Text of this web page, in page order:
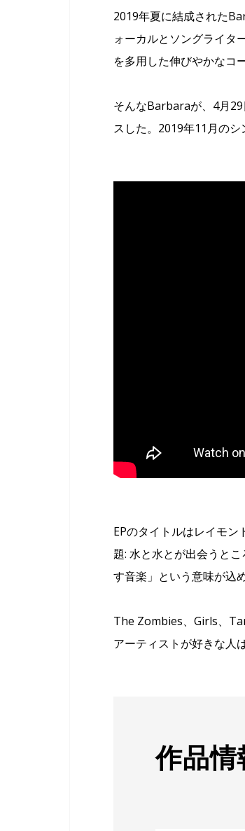
2019年夏に結成された
ォーカルとソングライタ
を多用した伸びやかなコ
そんなBarbaraが、4月
スした。2019年11月の
EPのタイトルはレイモ
題: 水と水とが出会うと
す音楽」という意味が込
The Zombies、Girls、
アーティストが好きな人
作品情